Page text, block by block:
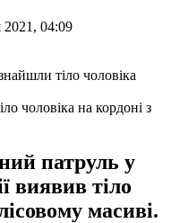
04:09
чоловіка на кордоні з
патруль у
виявив тіло
масиві.